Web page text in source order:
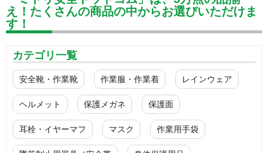
え！たくさんの商品の中からお選びいただけま
す！
カテゴリ一覧
安全靴・作業靴 作業服・作業着 レインウェア
ヘルメット 保護メガネ 保護面
耳栓・イヤーマフ マスク 作業用手袋